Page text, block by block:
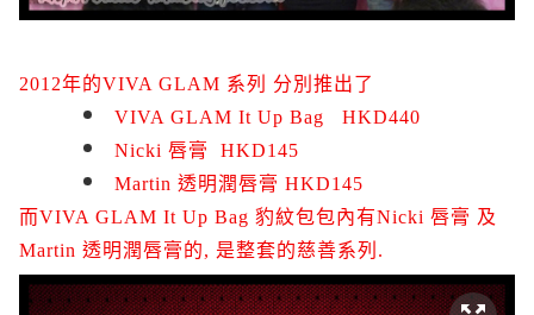
2012年的VIVA GLAM 系列 分別推出了
VIVA GLAM It Up Bag HKD440
Nicki 唇膏 HKD145
Martin 透明潤唇膏 HKD145
而VIVA GLAM It Up Bag 豹紋包包內有Nicki 唇膏 及
Martin 透明潤唇膏的, 是整套的慈善系列.